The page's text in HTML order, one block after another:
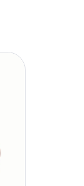
w Irlandii,
nacisk na
napędzać
na nowe
kulturę, która